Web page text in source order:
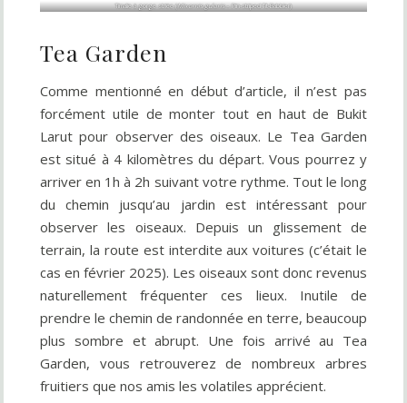
Timalie à gorge striée (Mixornis gularis– Pin-striped Tit-Babbler)
Tea Garden
Comme mentionné en début d’article, il n’est pas
forcément utile de monter tout en haut de Bukit
Larut pour observer des oiseaux. Le Tea Garden
est situé à 4 kilomètres du départ. Vous pourrez y
arriver en 1h à 2h suivant votre rythme. Tout le long
du chemin jusqu’au jardin est intéressant pour
observer les oiseaux. Depuis un glissement de
terrain, la route est interdite aux voitures (c’était le
cas en février 2025). Les oiseaux sont donc revenus
naturellement fréquenter ces lieux. Inutile de
prendre le chemin de randonnée en terre, beaucoup
plus sombre et abrupt. Une fois arrivé au Tea
Garden, vous retrouverez de nombreux arbres
fruitiers que nos amis les volatiles apprécient.